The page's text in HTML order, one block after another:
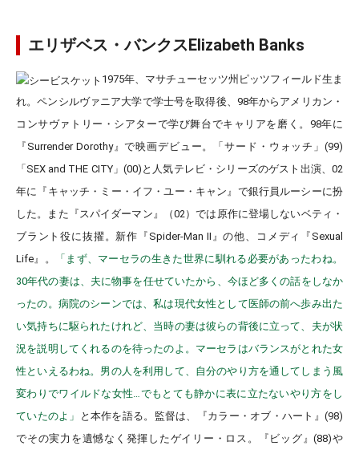
エリザベス・バンクスElizabeth Banks
1975年、マサチューセッツ州ピッツフィールド生ま
れ。ペンシルヴァニア大学で学士号を取得後、98年からアメリカン・
コンサヴァトリー・シアターで学び舞台でキャリアを磨く。98年に
『Surrender Dorothy』で映画デビュー。「サード・ウォッチ」(99)
「SEX and THE CITY」(00)と人気テレビ・シリーズのゲスト出演、02
年に『キャッチ・ミー・イフ・ユー・キャン』で銀行員ルーシーに扮
した。また『スパイダーマン』（02）では原作に登場しないベティ・
ブラント役に抜擢。新作『Spider-Man II』の他、コメディ『Sexual
Life』。
「まず、マーセラの生きた世界に馴れる必要があったわね。
30年代の妻は、夫に物事を任せていたから、今ほど多くの話をしなか
ったの。病院のシーンでは、私は現代女性として医師の前へ歩み出た
い気持ちに駆られたけれど、当時の妻は彼らの背後に立って、夫が状
況を説明してくれるのを待ったのよ。マーセラはバランスがとれた女
性といえるわね。男の人を利用して、自分のやり方を通してしまう風
変わりでワイルドな女性…でもとても静かに表に立たないやり方をし
ていたのよ」
と本作を語る。監督は、『カラー・オブ・ハート』(98)
でその実力を遺憾なく発揮したゲイリー・ロス。『ビッグ』(88)や